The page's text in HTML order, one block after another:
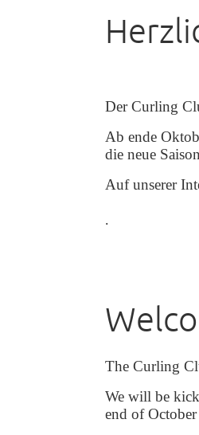
Der Curling
Ab ende
die neue
Auf unserer
.
The Curling
We will be
end of